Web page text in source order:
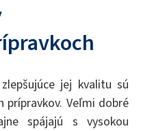
jej kvalitu sú
prípravkov. Veľmi dobré
spájajú s vysokou